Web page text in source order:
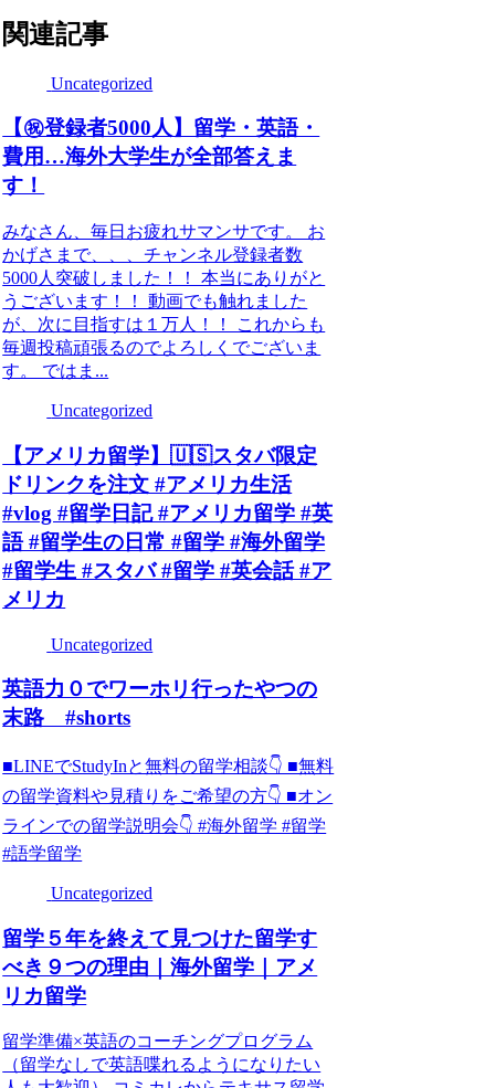
関連記事
Uncategorized
【㊗️登録者5000人】留学・英語・
費用…海外大学生が全部答えま
す！
みなさん、毎日お疲れサマンサです。 お
かげさまで、、、チャンネル登録者数
5000人突破しました！！ 本当にありがと
うございます！！ 動画でも触れました
が、次に目指すは１万人！！ これからも
毎週投稿頑張るのでよろしくでございま
す。 ではま...
Uncategorized
【アメリカ留学】🇺🇸スタバ限定
ドリンクを注文 #アメリカ生活
#vlog #留学日記 #アメリカ留学 #英
語 #留学生の日常 #留学 #海外留学
#留学生 #スタバ #留学 #英会話 #ア
メリカ
Uncategorized
英語力０でワーホリ行ったやつの
末路 #shorts
■LINEでStudyInと無料の留学相談👇 ■無料
の留学資料や見積りをご希望の方👇 ■オン
ラインでの留学説明会👇 #海外留学 #留学
#語学留学
Uncategorized
留学５年を終えて見つけた留学す
べき９つの理由｜海外留学｜アメ
リカ留学
留学準備×英語のコーチングプログラム
（留学なしで英語喋れるようになりたい